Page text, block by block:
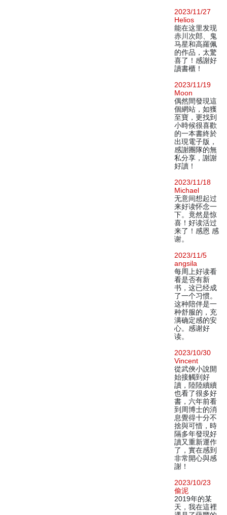
2023/11/27
Helios
能在这里发现
赤川次郎、鬼
马星和高羅佩
的作品，太驚
喜了！感謝好
讀書櫃！
2023/11/19
Moon
偶然間發現這
個網站，如獲
至寶，更找到
小時候很喜歡
的一本書終於
出現電子版，
感謝團隊的無
私分享，謝謝
好讀！
2023/11/18
Michael
无意间想起过
来好读怀念一
下。竟然是惊
喜！好读活过
来了！感恩 感
谢。
2023/11/5
angsila
每周上好读看
看是否有新
书，这已经成
了一个习惯。
这种陪伴是一
种舒服的，充
满确定感的安
心。感谢好
读。
2023/10/30
Vincent
從武俠小說開
始接觸到好
讀，陸陸續續
也看了很多好
書，六年前看
到周博士的消
息覺得十分不
捨與可惜，時
隔多年發現好
讀又重新運作
了，實在感到
非常開心與感
謝！
2023/10/23
偷泥
2019年的某
天，我在這裡